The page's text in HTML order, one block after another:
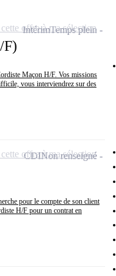
F)
Maçon H/F. Vos missions
vous interviendrez sur des
IntérimTemps plein
offre à ma sélection
pour le compte de son client
H/F pour un contrat en
CDINon renseigné
offre à ma sélection